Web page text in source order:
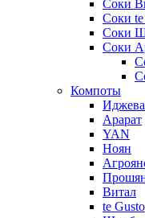
Соки
Соки te
Соки
Соки
Компоты
Арарат
YAN
Ноян
Витал
te Gusto